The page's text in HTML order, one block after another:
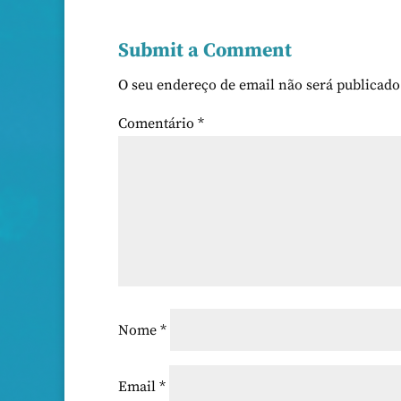
Submit a Comment
O seu endereço de email não será
Comentário *
Nome *
Email *